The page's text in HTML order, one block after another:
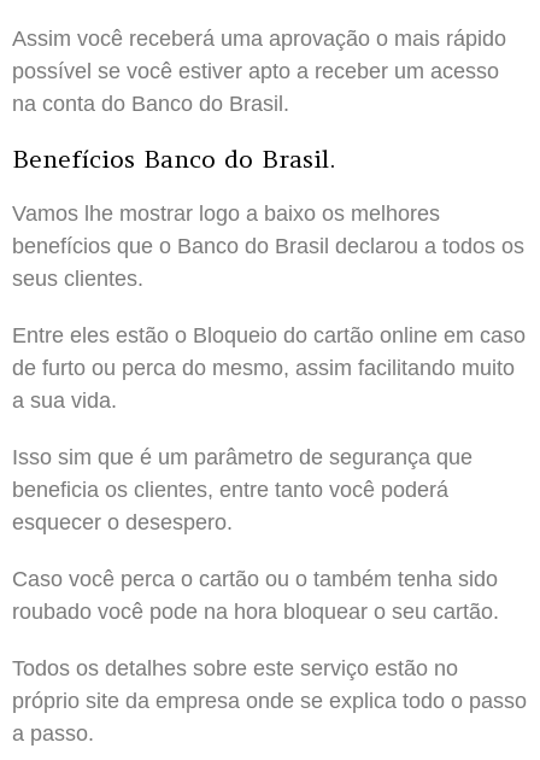
Assim você receberá uma aprovação o mais rápido
possível se você estiver apto a receber um acesso
na conta do Banco do Brasil.
Benefícios Banco do Brasil.
Vamos lhe mostrar logo a baixo os melhores
benefícios que o Banco do Brasil declarou a todos os
seus clientes.
Entre eles estão o Bloqueio do cartão online em caso
de furto ou perca do mesmo, assim facilitando muito
a sua vida.
Isso sim que é um parâmetro de segurança que
beneficia os clientes, entre tanto você poderá
esquecer o desespero.
Caso você perca o cartão ou o também tenha sido
roubado você pode na hora bloquear o seu cartão.
Todos os detalhes sobre este serviço estão no
próprio site da empresa onde se explica todo o passo
a passo.